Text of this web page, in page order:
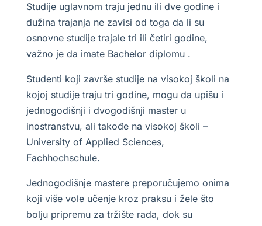
Studije uglavnom traju jednu ili dve godine i
dužina trajanja ne zavisi od toga da li su
osnovne studije trajale tri ili četiri godine,
važno je da imate Bachelor diplomu .
Studenti koji završe studije na visokoj školi na
kojoj studije traju tri godine, mogu da upišu i
jednogodišnji i dvogodišnji master u
inostranstvu, ali takođe na visokoj školi –
University of Applied Sciences,
Fachhochschule.
Jednogodišnje mastere preporučujemo onima
koji više vole učenje kroz praksu i žele što
bolju pripremu za tržište rada, dok su